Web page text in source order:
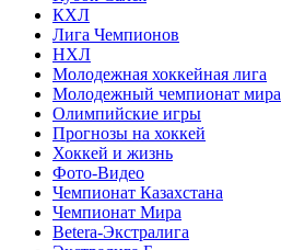
КХЛ
Лига Чемпионов
НХЛ
Молодежная хоккейная лига
Молодежный чемпионат мира
Олимпийские игры
Прогнозы на хоккей
Хоккей и жизнь
Фото-Видео
Чемпионат Казахстана
Чемпионат Мира
Betera-Экстралига